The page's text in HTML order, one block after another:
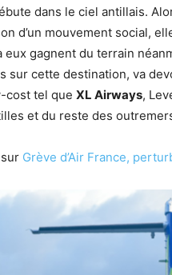
dans le ciel antillais.
d’un mouvement social,
eux gagnent du terrain
sur cette destination, va
cost tel que XL Airways,
et du reste des
Grève d’Air France,